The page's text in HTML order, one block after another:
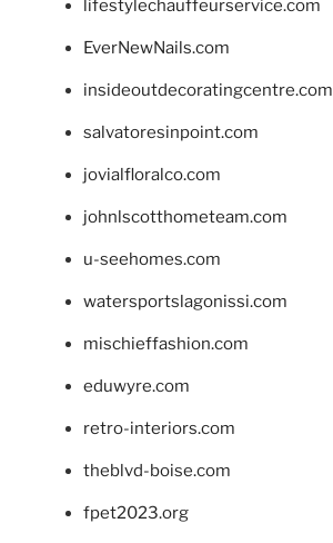
lifestylechauffeurservice.com
EverNewNails.com
insideoutdecoratingcentre.com
salvatoresinpoint.com
jovialfloralco.com
johnlscotthometeam.com
u-seehomes.com
watersportslagonissi.com
mischieffashion.com
eduwyre.com
retro-interiors.com
theblvd-boise.com
fpet2023.org